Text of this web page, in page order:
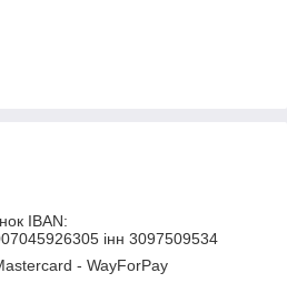
IBAN:
інн 3097509534
- WayForPay